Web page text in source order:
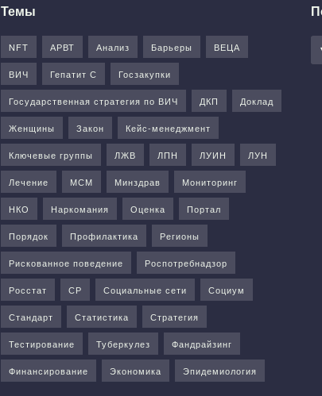
Темы
NFT АРВТ Анализ Барьеры ВЕЦА
ВИЧ Гепатит С Госзакупки
Государственная стратегия по ВИЧ ДКП Доклад
Женщины Закон Кейс-менеджмент
Ключевые группы ЛЖВ ЛПН ЛУИН ЛУН
Лечение МСМ Минздрав Мониторинг
НКО Наркомания Оценка Портал
Порядок Профилактика Регионы
Рискованное поведение Роспотребнадзор
Росстат СР Социальные сети Социум
Стандарт Статистика Стратегия
Тестирование Туберкулез Фандрайзинг
Финансирование Экономика Эпидемиология